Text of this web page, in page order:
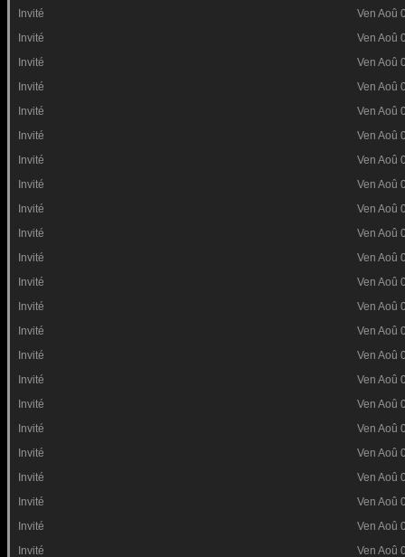
Invité
Ven Aoû
Invité
Ven Aoû
Invité
Ven Aoû
Invité
Ven Aoû
Invité
Ven Aoû
Invité
Ven Aoû
Invité
Ven Aoû
Invité
Ven Aoû
Invité
Ven Aoû
Invité
Ven Aoû
Invité
Ven Aoû
Invité
Ven Aoû
Invité
Ven Aoû
Invité
Ven Aoû
Invité
Ven Aoû
Invité
Ven Aoû
Invité
Ven Aoû
Invité
Ven Aoû
Invité
Ven Aoû
Invité
Ven Aoû
Invité
Ven Aoû
Invité
Ven Aoû
Invité
Ven Aoû